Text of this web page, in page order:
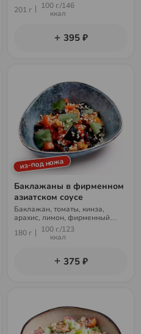
201 г
100 г./146
ккал
395 ₽
из-под ножа
Баклажаны в фирменном
азиатском соусе
Баклажан, томаты, кинза,
арахис, лимон, фирменный
азиатский соус
180 г
100 г./123
ккал
375 ₽